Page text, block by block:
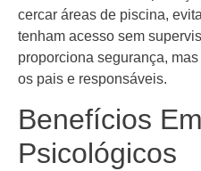
cercar áreas de piscina,
tenham acesso sem
proporciona segurança,
os pais e responsáveis.
Benefícios
Psicológicos